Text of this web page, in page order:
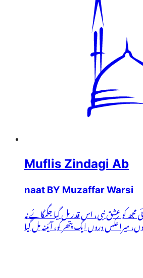
Muflis Zindagi Ab
naat BY Muzaffar Warsi
مجھ کو عشق نبی، اس قدر مل گیا جگمگائے نہ
میرا عکس دروں ایک پتھر کو، آئینہ مل گیا